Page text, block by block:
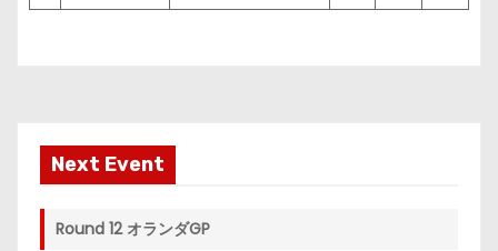
Next Event
Round 12 オランダGP